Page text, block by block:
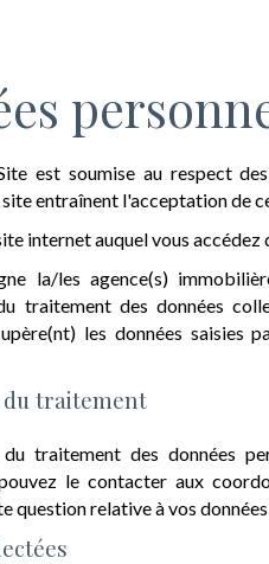
est soumise au respect
entraînent l'acceptation de
internet auquel vous
la/les agence(s)
traitement des données
les données saisies
du traitement
du traitement des données
le contacter aux
question relative à vos